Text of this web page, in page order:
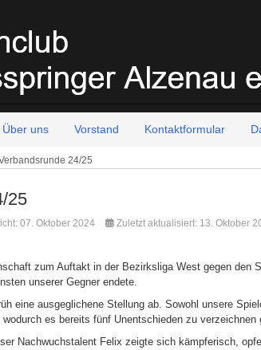
Über uns Vorstand Kontaktformular
24/25
25
07. Oktober 2024 Zuletzt aktualisiert: 13. Oktober
zum Auftakt in der Bezirksliga West gegen den
unserer Gegner endete.
eine ausgeglichene Stellung ab. Sowohl unsere
es bereits fünf Unentschieden zu verzeichnen
Nachwuchstalent Felix zeigte sich kämpferisch,